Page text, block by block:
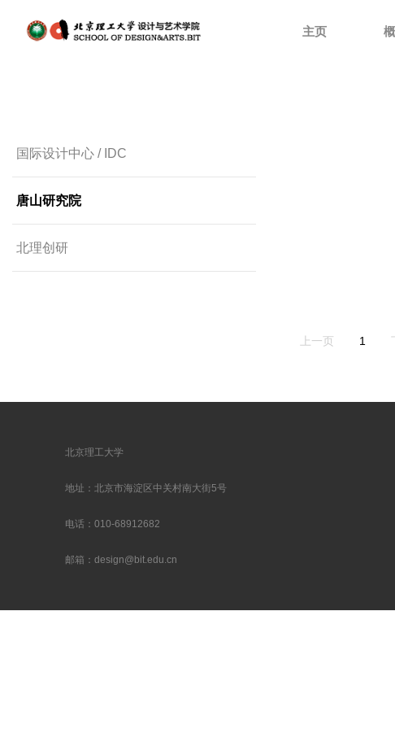
主页
国际设计中⼼ / IDC
唐⼭研究院
北理创研
上一页 1
北京理工大学
地址：北京市海淀区中关村南大街5号
电话：010-68912682
邮箱：design@bit.edu.cn